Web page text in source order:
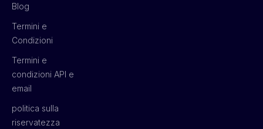
Blog
Termini e
Condizioni
Termini e
condizioni API e
email
politica sulla
riservatezza